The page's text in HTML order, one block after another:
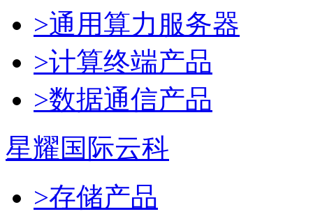
>通用算力服务器
>计算终端产品
>数据通信产品
星耀国际云科
>存储产品